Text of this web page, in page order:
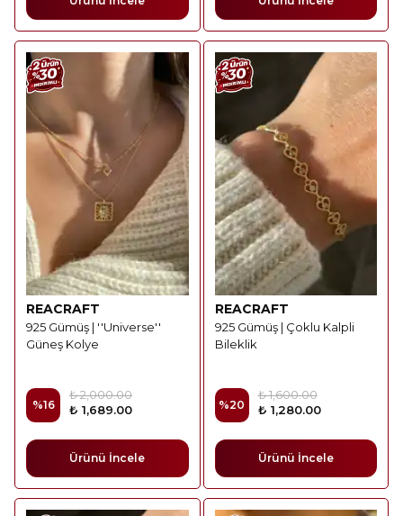
REACRAFT
925 Gümüş | ''Universe''
Güneş Kolye
%16
₺ 2,000.00
₺ 1,689.00
Ürünü İncele
REACRAFT
925 Gümüş | Çoklu Kalpli
Bileklik
%20
₺ 1,600.00
₺ 1,280.00
Ürünü İncele